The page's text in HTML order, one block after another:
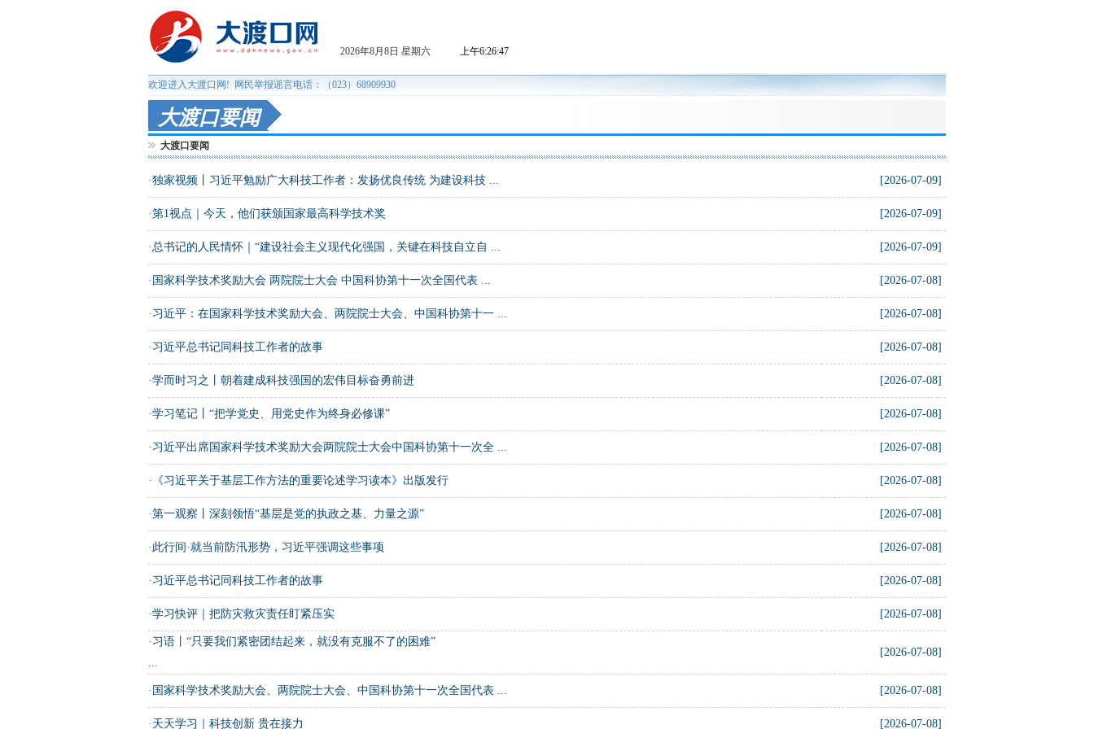
大渡口要闻
大渡口要闻
·独家视频丨习近平勉励广大科技工作者：发扬优良传统 为建设科技 ... [2026-07-09]
·第1视点｜今天，他们获颁国家最高科学技术奖 [2026-07-09]
·总书记的人民情怀｜“建设社会主义现代化强国，关键在科技自立自 ... [2026-07-09]
· 国家科学技术奖励大会 两院院士大会 中国科协第十一次全国代表 ... [2026-07-08]
· 习近平：在国家科学技术奖励大会、两院院士大会、中国科协第十一 ... [2026-07-08]
· 习近平总书记同科技工作者的故事 [2026-07-08]
·学而时习之丨朝着建成科技强国的宏伟目标奋勇前进 [2026-07-08]
·学习笔记丨“把学党史、用党史作为终身必修课” [2026-07-08]
· 习近平出席国家科学技术奖励大会两院院士大会中国科协第十一次全 ... [2026-07-08]
· 《习近平关于基层工作方法的重要论述学习读本》出版发行 [2026-07-08]
·第一观察丨深刻领悟“基层是党的执政之基、力量之源” [2026-07-08]
· 此行间·就当前防汛形势，习近平强调这些事项 [2026-07-08]
· 习近平总书记同科技工作者的故事 [2026-07-08]
·学习快评｜把防灾救灾责任盯紧压实 [2026-07-08]
· 习语丨“只要我们紧密团结起来，就没有克服不了的困难”
...
[2026-07-08]
· 国家科学技术奖励大会、两院院士大会、中国科协第十一次全国代表 ... [2026-07-08]
· 天天学习｜科技创新 贵在接力 [2026-07-08]